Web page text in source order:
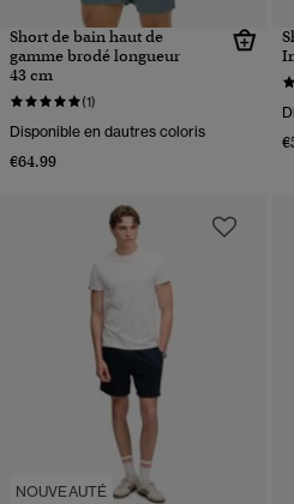
Short de bain haut de
gamme brodé longueur
43 cm
(1)
Disponible en dautres coloris
€64.99
NOUVEAUTÉ